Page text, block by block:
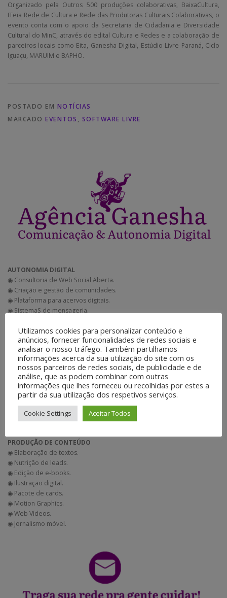
Organizado pela Outros 500 produções colaborativas, BaixaCultura,
ITeia Rede de Cultura e Rede das Produtoras Culturais Colaborativas, o
evento conta com o apoio da Secretaria de Cidadania e Diversidade
Cultural do MinC, através do edital Cultura e Redes e a colaboração de
parceiros locais como Eita, Ganesha Digital, Estúdio Livre Paraná, Ciclo
Iguaçu, MARUIM e BAPHO.
POSTADO EM NOTÍCIAS
MARCADO EVENTOS , SOFTWARE LIVRE
AUTONOMIA DIGITAL
◉ Consultoria de Web Social Aberta.
◉ Criação e gestão de comunidades.
◉ Plataforma para acervos digitais.
◉ SistemaS de mensageria.
DESENVOLVIMENTO E MANUTENÇÃO DE SITES
◉ Criação e instalação de layouts.
◉ Manutenção de sistema e plugins.
◉ Ajustes nos códigos.
◉ Consultoria técnica.
◉ Atualização e gestão de conteúdo.
◉ Google Analytics.
◉ Gestão de Mídias Sociais.
PRODUÇÃO DE CONTEÚDO
◉ Elaboração de textos.
◉ Nutrição de leads.
◉ Edição de e-books.
◉ Ilustração digital.
◉ Pacote de cards.
◉ Motion Graphics.
◉ Web Vídeos.
◉ Jornalismo móvel.
Utilizamos cookies para personalizar conteúdo e
anúncios, fornecer funcionalidades de redes sociais e
analisar o nosso tráfego. Também partilhamos
informações acerca da sua utilização do site com os
nossos parceiros de redes sociais, de publicidade e de
análise, que as podem combinar com outras
informações que lhes forneceu ou recolhidas por estes a
partir da sua utilização dos respetivos serviços.
Cookie Settings Aceitar Todos